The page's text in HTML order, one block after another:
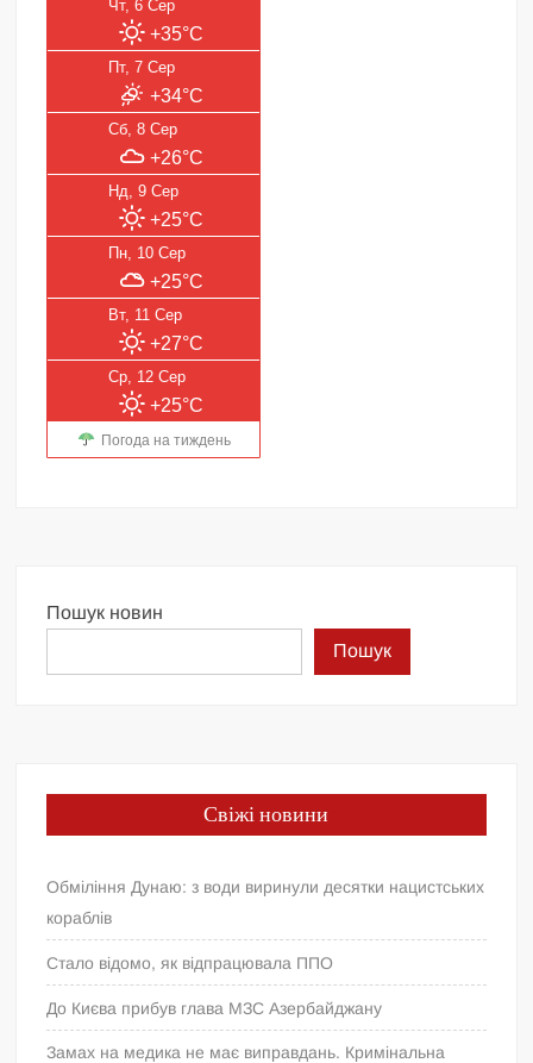
Чт, 6 Сер
+35°C
Пт, 7 Сер
+34°C
Сб, 8 Сер
+26°C
Нд, 9 Сер
+25°C
Пн, 10 Сер
+25°C
Вт, 11 Сер
+27°C
Ср, 12 Сер
+25°C
Погода на тиждень
Пошук новин
Пошук
Свіжі новини
Обміління Дунаю: з води виринули десятки нацистських
кораблів
Стало відомо, як відпрацювала ППО
До Києва прибув глава МЗС Азербайджану
Замах на медика не має виправдань. Кримінальна